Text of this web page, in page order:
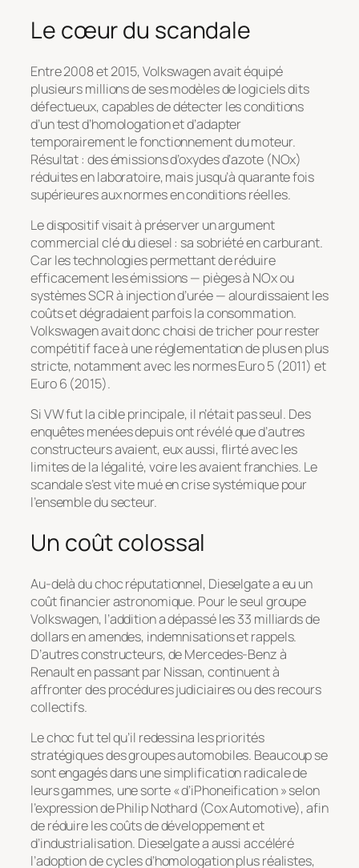
Le cœur du scandale
Entre 2008 et 2015, Volkswagen avait équipé
plusieurs millions de ses modèles de logiciels dits
défectueux, capables de détecter les conditions
d’un test d’homologation et d’adapter
temporairement le fonctionnement du moteur.
Résultat : des émissions d’oxydes d’azote (NOx)
réduites en laboratoire, mais jusqu’à quarante fois
supérieures aux normes en conditions réelles.
Le dispositif visait à préserver un argument
commercial clé du diesel : sa sobriété en carburant.
Car les technologies permettant de réduire
efficacement les émissions — pièges à NOx ou
systèmes SCR à injection d’urée — alourdissaient les
coûts et dégradaient parfois la consommation.
Volkswagen avait donc choisi de tricher pour rester
compétitif face à une réglementation de plus en plus
stricte, notamment avec les normes Euro 5 (2011) et
Euro 6 (2015).
Si VW fut la cible principale, il n’était pas seul. Des
enquêtes menées depuis ont révélé que d’autres
constructeurs avaient, eux aussi, flirté avec les
limites de la légalité, voire les avaient franchies. Le
scandale s’est vite mué en crise systémique pour
l’ensemble du secteur.
Un coût colossal
Au-delà du choc réputationnel, Dieselgate a eu un
coût financier astronomique. Pour le seul groupe
Volkswagen, l’addition a dépassé les 33 milliards de
dollars en amendes, indemnisations et rappels.
D’autres constructeurs, de Mercedes-Benz à
Renault en passant par Nissan, continuent à
affronter des procédures judiciaires ou des recours
collectifs.
Le choc fut tel qu’il redessina les priorités
stratégiques des groupes automobiles. Beaucoup se
sont engagés dans une simplification radicale de
leurs gammes, une sorte « d’iPhoneification » selon
l’expression de Philip Nothard (Cox Automotive), afin
de réduire les coûts de développement et
d’industrialisation. Dieselgate a aussi accéléré
l’adoption de cycles d’homologation plus réalistes,